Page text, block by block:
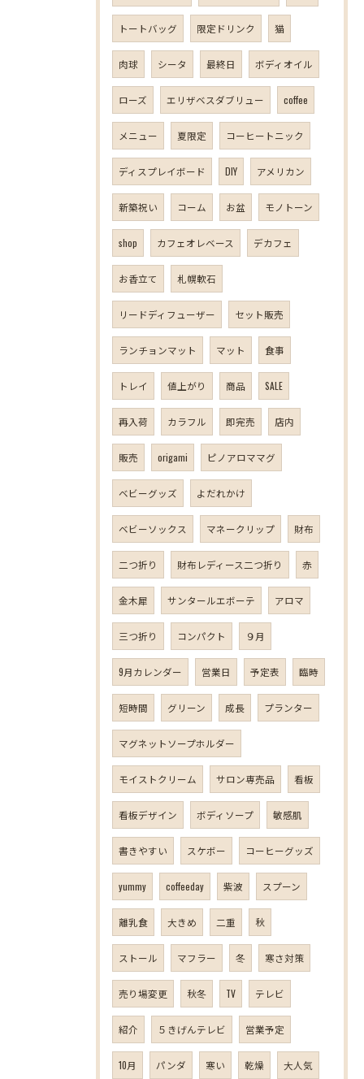
トートバッグ 限定ドリンク 猫
肉球 シータ 最終日 ボディオイル
ローズ エリザベスダブリュー coffee
メニュー 夏限定 コーヒートニック
ディスプレイボード DIY アメリカン
新築祝い コーム お盆 モノトーン
shop カフェオレベース デカフェ
お香立て 札幌軟石
リードディフューザー セット販売
ランチョンマット マット 食事
トレイ 値上がり 商品 SALE
再入荷 カラフル 即完売 店内
販売 origami ピノアロママグ
ベビーグッズ よだれかけ
ベビーソックス マネークリップ 財布
二つ折り 財布レディース二つ折り 赤
金木犀 サンタールエボーテ アロマ
三つ折り コンパクト ９月
9月カレンダー 営業日 予定表 臨時
短時間 グリーン 成長 プランター
マグネットソープホルダー
モイストクリーム サロン専売品 看板
看板デザイン ボディソープ 敏感肌
書きやすい スケボー コーヒーグッズ
yummy coffeeday 紫波 スプーン
離乳食 大きめ 二重 秋
ストール マフラー 冬 寒さ対策
売り場変更 秋冬 TV テレビ
紹介 ５きげんテレビ 営業予定
10月 パンダ 寒い 乾燥 大人気